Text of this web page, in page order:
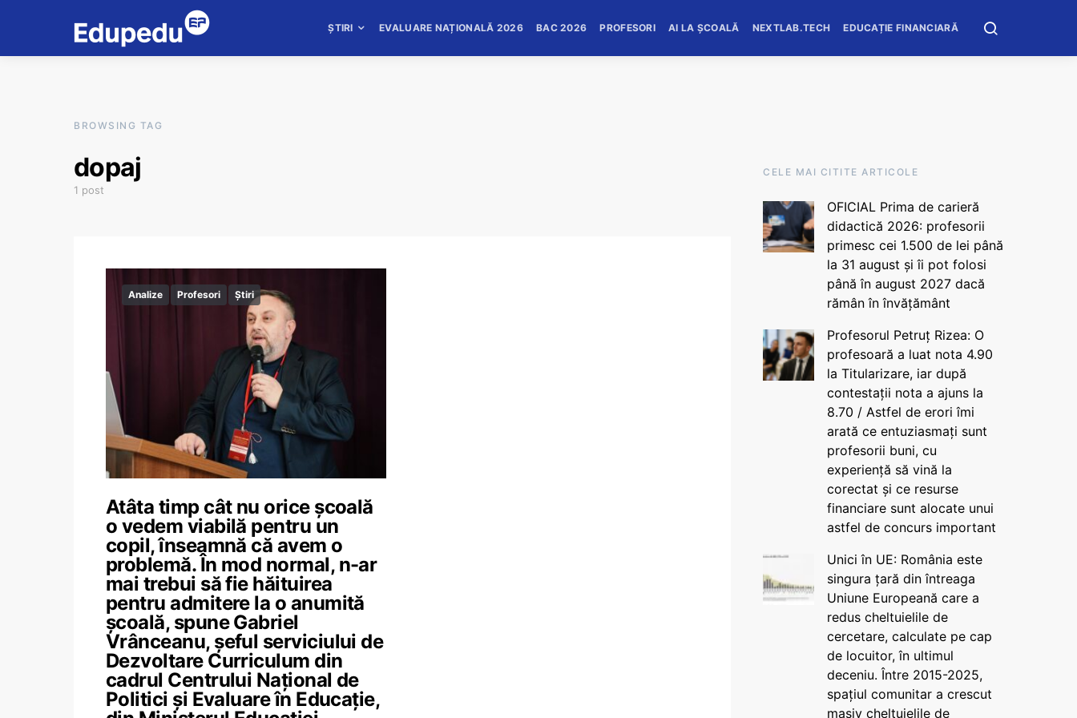
ȘTIRI EVALUARE NAȚIONALĂ 2026 BAC 2026 PROFESORI AI LA ȘCOALĂ NEXTLAB.TECH EDUCAȚIE FINANCIARĂ
BROWSING TAG
dopaj
1 post
Analize Profesori Știri
Atâta timp cât nu orice școală
o vedem viabilă pentru un
copil, înseamnă că avem o
problemă. În mod normal, n-ar
mai trebui să fie hăituirea
pentru admitere la o anumită
școală, spune Gabriel
Vrânceanu, șeful serviciului de
Dezvoltare Curriculum din
cadrul Centrului Național de
Politici și Evaluare în Educație,
CELE MAI CITITE ARTICOLE
OFICIAL Prima de carieră
didactică 2026: profesorii
primesc cei 1.500 de lei până
la 31 august și îi pot folosi
până în august 2027 dacă
rămân în învățământ
Profesorul Petruț Rizea: O
profesoară a luat nota 4.90
la Titularizare, iar după
contestații nota a ajuns la
8.70 / Astfel de erori îmi
arată ce entuziasmați sunt
profesorii buni, cu
experiență să vină la
corectat și ce resurse
financiare sunt alocate unui
astfel de concurs important
Unici în UE: România este
singura țară din întreaga
Uniune Europeană care a
redus cheltuielile de
cercetare, calculate pe cap
de locuitor, în ultimul
deceniu. Între 2015-2025,
spațiul comunitar a crescut
masiv cheltuielile de